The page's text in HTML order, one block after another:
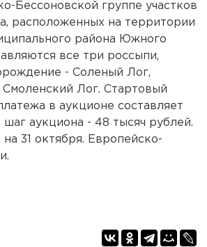
Бессоновской группе участков
расположенных на территории
района Южного
все три россыпи,
- Соленый Лог,
Лог. Стартовый
в аукционе составляет
аукциона - 48 тысяч рублей.
31 октября. Европейско-